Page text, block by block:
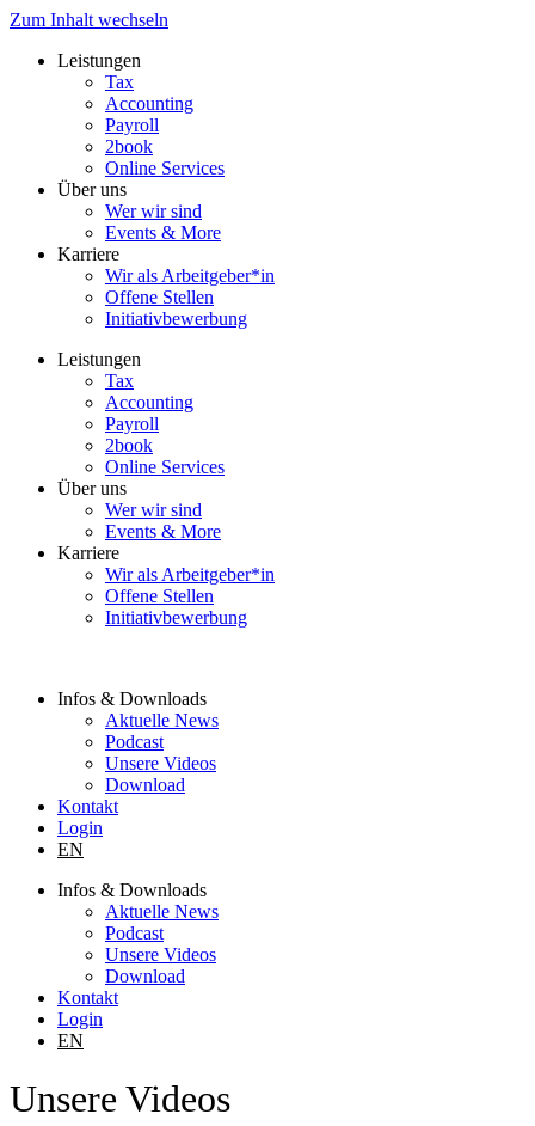
Zum Inhalt wechseln
Leistungen
Tax
Accounting
Payroll
2book
Online Services
Über uns
Wer wir sind
Events & More
Karriere
Wir als Arbeitgeber*in
Offene Stellen
Initiativbewerbung
Leistungen
Tax
Accounting
Payroll
2book
Online Services
Über uns
Wer wir sind
Events & More
Karriere
Wir als Arbeitgeber*in
Offene Stellen
Initiativbewerbung
Infos & Downloads
Aktuelle News
Podcast
Unsere Videos
Download
Kontakt
Login
EN
Infos & Downloads
Aktuelle News
Podcast
Unsere Videos
Download
Kontakt
Login
EN
Unsere Videos